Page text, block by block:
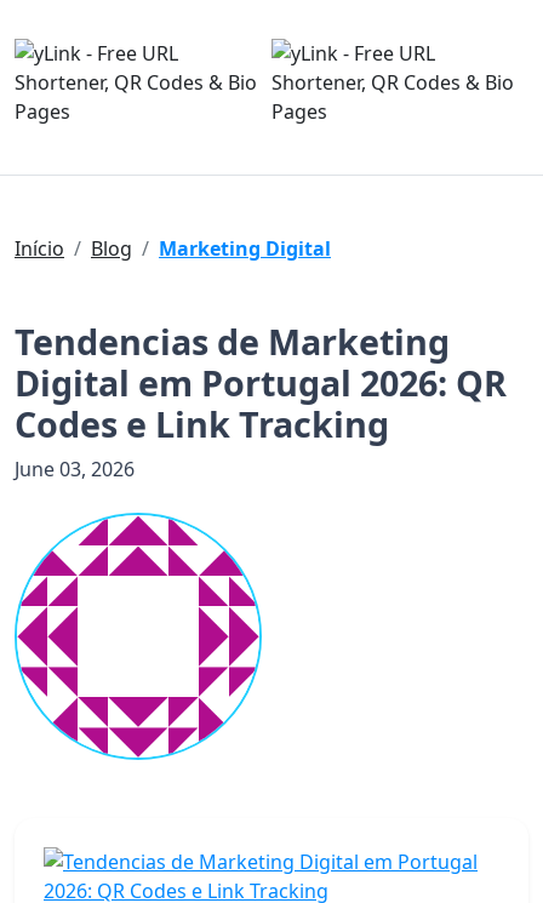
Início Blog Marketing Digital
Tendencias de Marketing
Digital em Portugal 2026: QR
Codes e Link Tracking
June 03, 2026